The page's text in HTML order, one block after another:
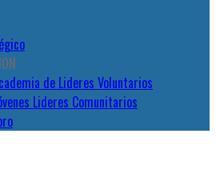
de Lideres Voluntarios
Lideres Comunitarios